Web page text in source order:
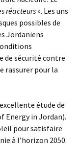
réacteurs ». Les uns
possibles de
Jordaniens
sécurité contre
rassurer pour la
étude de
Energy in Jordan).
pour satisfaire
à l’horizon 2050.